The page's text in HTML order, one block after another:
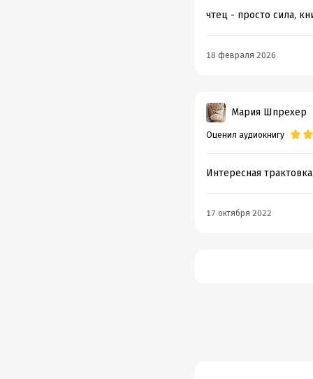
Дата
чтец - просто сила,
18 февраля 2026
Мария Шпрехер
Оценил аудиокнигу
Интересная
17 октября 2022